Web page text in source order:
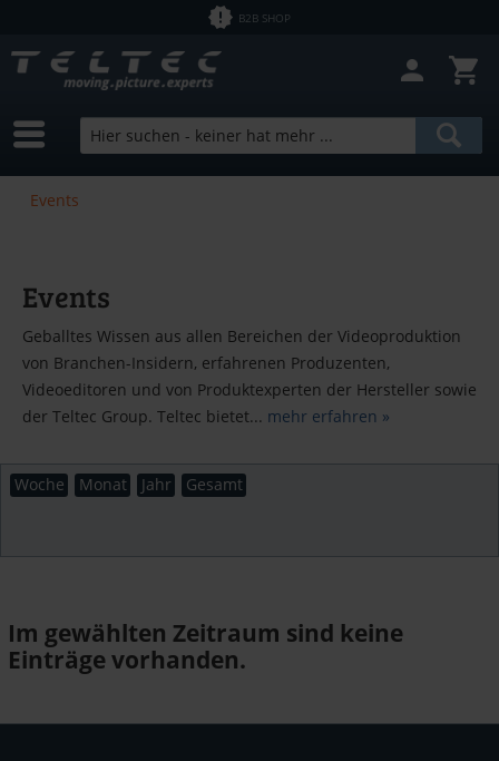
B2B SHOP
Events
Events
Geballtes Wissen aus allen Bereichen der Videoproduktion
von Branchen-Insidern, erfahrenen Produzenten,
Videoeditoren und von Produktexperten der Hersteller sowie
der Teltec Group. Teltec bietet... mehr erfahren »
Woche Monat Jahr Gesamt
Im gewählten Zeitraum sind keine
Einträge vorhanden.